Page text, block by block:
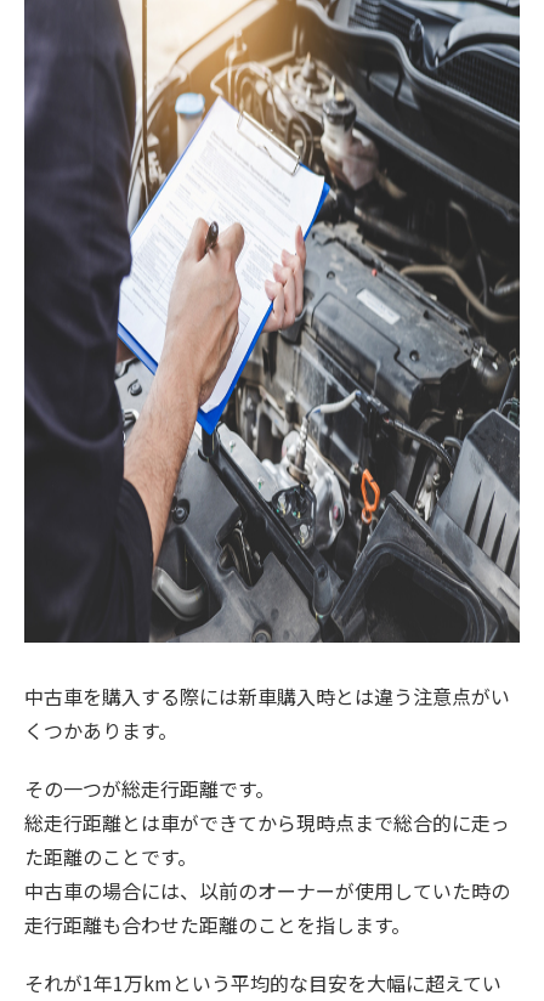
中古車を購入する際には新車購入時とは違う注意点がい
くつかあります。
その一つが総走行距離です。
総走行距離とは車ができてから現時点まで総合的に走っ
た距離のことです。
中古車の場合には、以前のオーナーが使用していた時の
走行距離も合わせた距離のことを指します。
それが1年1万kmという平均的な目安を大幅に超えてい